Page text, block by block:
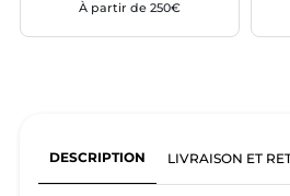
À partir de 250€
DESCRIPTION LIVRAISON ET